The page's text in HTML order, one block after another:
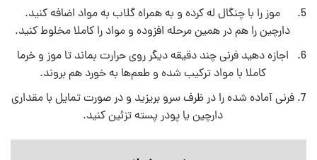
موز را با چنگال له کرده و به همراه گلاب به مواد اضافه کنید.
دارچین را هم در همین مرحله افزوده و مواد را کاملا مخلوط کنید.
اجازه دهید فرنی چند دقیقه دیگر روی حرارت بماند تا موز و خرما
کاملا با مواد ترکیب شده و طعم‌ها به خورد هم بروند.
فرنی آماده شده را در ظرف سرو بریزید و در صورت تمایل با مقداری
دارچین یا پودر پسته تزئین کنید.